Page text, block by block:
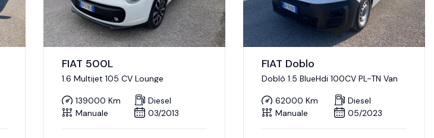
FIAT 500L
1.6 Multijet 105 CV Lounge
139000 Km
Diesel
Manuale
03/2013
FIAT Doblo
Doblò 1.5 BlueHdi 100CV PL-TN Van
62000 Km
Diesel
Manuale
05/2023